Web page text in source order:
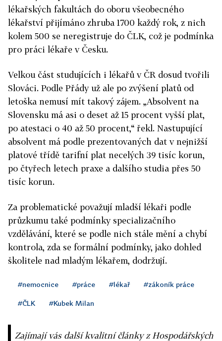
lékařských fakultách do oboru všeobecného
lékařství přijímáno zhruba 1700 každý rok, z nich
kolem 500 se neregistruje do ČLK, což je podmínka
pro práci lékaře v Česku.
Velkou část studujících i lékařů v ČR dosud tvořili
Slováci. Podle Přády už ale po zvýšení platů od
letoška nemusí mít takový zájem. „Absolvent na
Slovensku má asi o deset až 15 procent vyšší plat,
po atestaci o 40 až 50 procent,“ řekl. Nastupující
absolvent má podle prezentovaných dat v nejnižší
platové třídě tarifní plat necelých 39 tisíc korun,
po čtyřech letech praxe a dalšího studia přes 50
tisíc korun.
Za problematické považují mladší lékaři podle
průzkumu také podmínky specializačního
vzdělávání, které se podle nich stále mění a chybí
kontrola, zda se formální podmínky, jako dohled
školitele nad mladým lékařem, dodržují.
#nemocnice #práce #lékař #zákoník práce
#ČLK #Kubek Milan
Zajímají vás další kvalitní články z Hospodářských